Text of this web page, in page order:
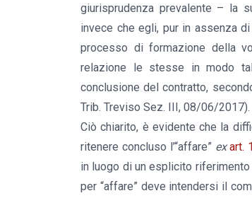
giurisprudenza prevalente – la
invece che egli, pur in assenza
processo di formazione della
relazione le stesse in modo
conclusione del contratto,
Trib. Treviso Sez. III, 08/06/2017).
Ciò chiarito, è evidente che la
ritenere concluso l’“affare” ex art.
in luogo di un esplicito
per “affare” deve intendersi il